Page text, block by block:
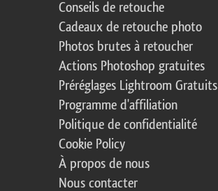
Conseils de retouche
Cadeaux de retouche photo
Photos brutes à retoucher
Actions Photoshop gratuites
Préréglages Lightroom Gratuits
Programme d'affiliation
Politique de confidentialité
Cookie Policy
À propos de nous
Nous contacter